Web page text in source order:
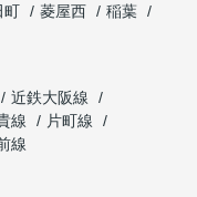
町 菱屋西
稲葉
近鉄大阪線
線
片町線
線